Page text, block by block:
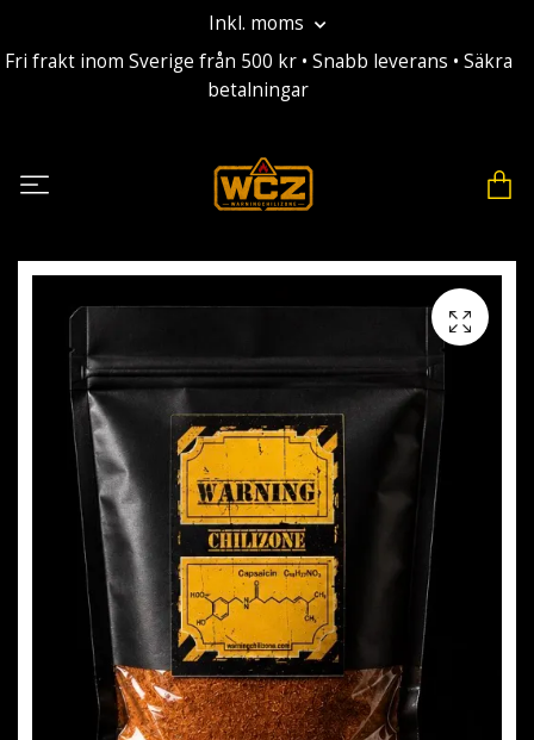
Inkl. moms
Fri frakt inom Sverige från 500 kr • Snabb leverans • Säkra
betalningar